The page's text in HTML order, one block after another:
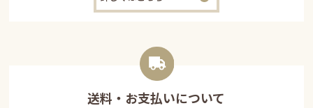
送料・お支払いについて